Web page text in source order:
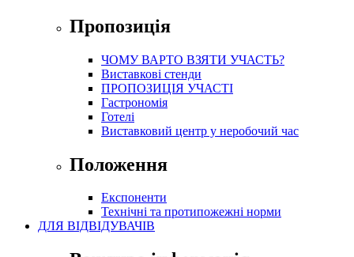
Пропозиція
ЧОМУ ВАРТО ВЗЯТИ УЧАСТЬ?
Виставкові стенди
ПРОПОЗИЦІЯ УЧАСТІ
Гастрономія
Готелі
Виставковий центр у неробочий час
Положення
Експоненти
Технічні та протипожежні норми
ДЛЯ ВІДВІДУВАЧІВ